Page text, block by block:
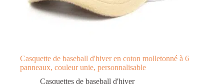
Casquette de baseball d'hiver en coton molletonné à 6
panneaux, couleur unie, personnalisable
Casquettes de baseball d'hiver